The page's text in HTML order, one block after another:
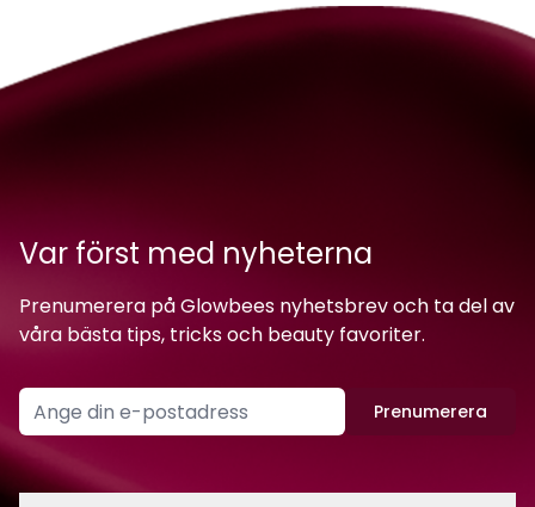
Var först med nyheterna
Prenumerera på Glowbees nyhetsbrev och ta del av
våra bästa tips, tricks och beauty favoriter.
Prenumerera